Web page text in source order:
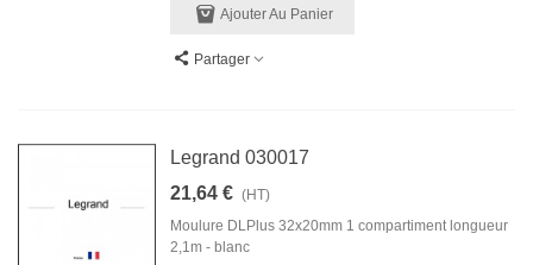
Ajouter Au Panier
Partager
Legrand 030017
21,64 € (HT)
Moulure DLPlus 32x20mm 1 compartiment longueur
2,1m - blanc